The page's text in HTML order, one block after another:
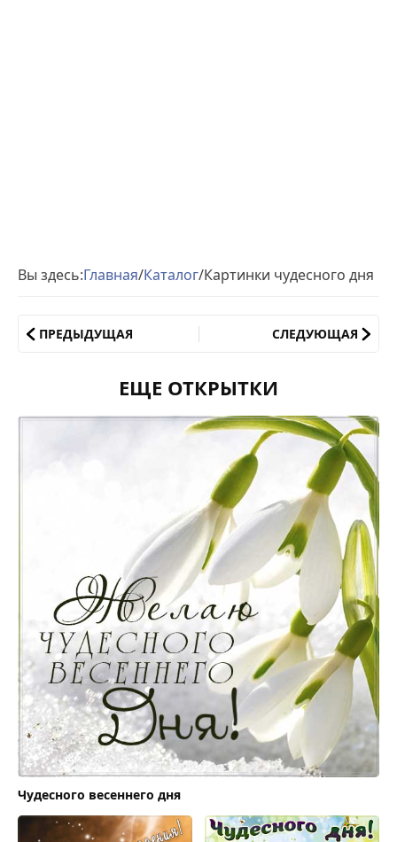
Вы здесь:Главная/Каталог/Картинки чудесного дня
ПРЕДЫДУЩАЯ СЛЕДУЮЩАЯ
ЕЩЕ ОТКРЫТКИ
Чудесного весеннего дня